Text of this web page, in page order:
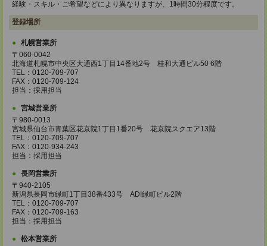
経験・スキル・ご希望などにより異なりますが、1時間30分程度です。
登録場所
札幌営業所
〒060-0042
北海道札幌市中央区大通西1丁目14番地2号 桂和大通ビル50 6階
TEL：0120-709-707
FAX：0120-709-124
担当：採用担当
宮城営業所
〒980-0013
宮城県仙台市青葉区花京院1丁目1番20号 花京院スクエア13階
TEL：0120-709-707
FAX：0120-934-243
担当：採用担当
長岡営業所
〒940-2105
新潟県長岡市緑町1丁目38番433号 ADI緑町ビル2階
TEL：0120-709-707
FAX：0120-709-163
担当：採用担当
松本営業所